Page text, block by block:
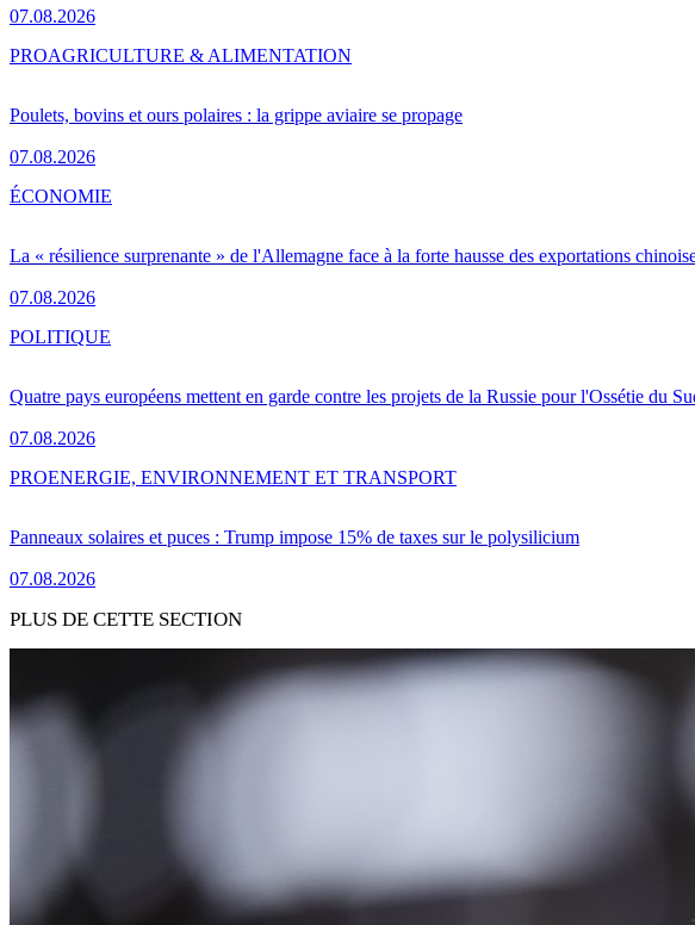
07.08.2026
Poulets, bovins et ours polaires : la grippe aviaire se propage
07.08.2026
PROAGRICULTURE & ALIMENTATION
La « résilience surprenante » de l'Allemagne face à la forte hausse des exportations
07.08.2026
ÉCONOMIE
Quatre pays européens mettent en garde contre les projets de la Russie pour l'Ossétie du
07.08.2026
POLITIQUE
Panneaux solaires et puces : Trump impose 15% de taxes sur le polysilicium
07.08.2026
PROENERGIE, ENVIRONNEMENT ET TRANSPORT
PLUS DE CETTE SECTION